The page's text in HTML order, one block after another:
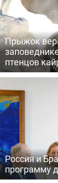
Прыжок
птенцов
Россия и
программу